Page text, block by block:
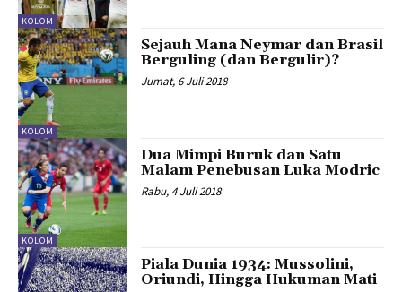
KOLOM
KOLOM
Sejauh Mana Neymar dan Brasil
Berguling (dan Bergulir)?
Jumat, 6 Juli 2018
KOLOM
Dua Mimpi Buruk dan Satu
Malam Penebusan Luka Modric
Rabu, 4 Juli 2018
Piala Dunia 1934: Mussolini,
Oriundi, Hingga Hukuman Mati